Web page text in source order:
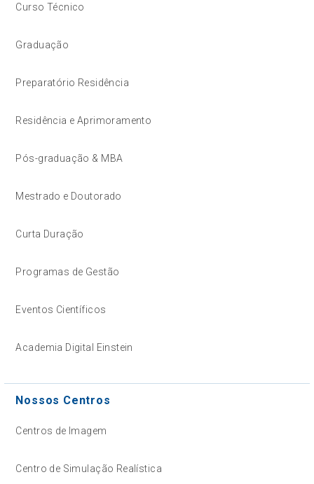
Curso Técnico
Graduação
Preparatório Residência
Residência e Aprimoramento
Pós-graduação & MBA
Mestrado e Doutorado
Curta Duração
Programas de Gestão
Eventos Científicos
Academia Digital Einstein
Nossos Centros
Centros de Imagem
Centro de Simulação Realística